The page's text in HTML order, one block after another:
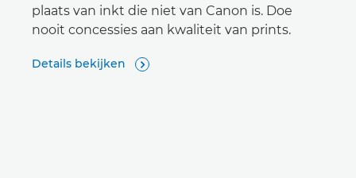
plaats van inkt die niet van Canon is. Doe
nooit concessies aan kwaliteit van prints.
Details bekijken 